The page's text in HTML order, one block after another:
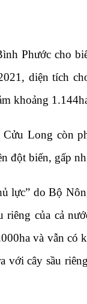
Phước cho
diện tích
khoảng
Long còn
đột biến, gấp
lực” do Bộ
của cả
và vẫn
với cây sầu